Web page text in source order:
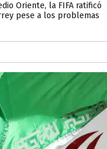
Oriente, la FIFA ratificó
pese a los problemas